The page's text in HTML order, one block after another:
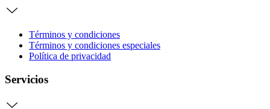
Términos y condiciones
Términos y condiciones especiales
Política de privacidad
Servicios